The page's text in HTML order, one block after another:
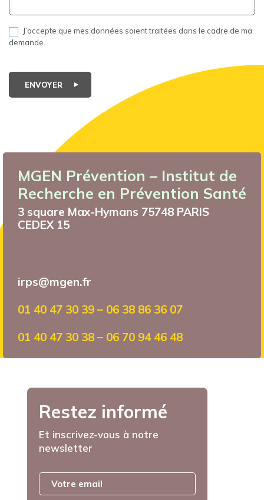
J’accepte que mes données soient traitées dans le cadre de ma
demande.
ENVOYER
MGEN Prévention – Institut de
Recherche en Prévention Santé
3 square Max-Hymans 75748 PARIS
CEDEX 15
irps@mgen.fr
01 40 47 30 39 – 06 38 86 36 07
01 40 47 30 38 – 06 70 94 46 48
Restez informé
Et inscrivez-vous à notre
newsletter